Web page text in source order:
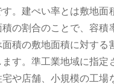
す。建ぺい率とは敷地面
積の割合のことで、容積
面積の敷地面積に対する
ます。準工業地域に指定
宅や店舗、小規模の工場